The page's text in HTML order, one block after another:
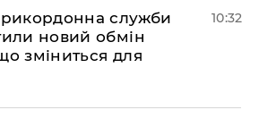
служби
новий обмін
зміниться для
10:32